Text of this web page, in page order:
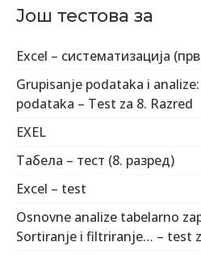
Још тестова за
Excel – систематизација
Grupisanje podataka i
podataka – Test za 8. Razred
EXEL
Табела – тест (8. разред)
Excel – test
Osnovne analize tabelarno
Sortiranje i filtriranje… – test